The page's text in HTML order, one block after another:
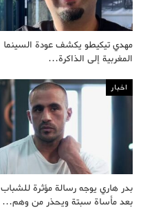
مهدي تيكيطو يكشف عودة السينما
المغربية إلى الذاكرة…
اخبار
بدر هاري يوجه رسالة مؤثرة للشباب
بعد مأساة سبتة ويحذر من وهم…